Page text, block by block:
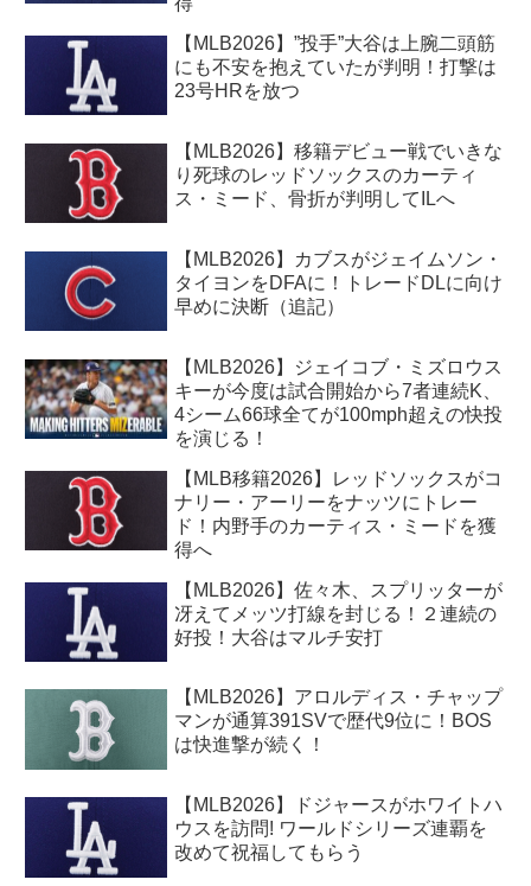
【MLB2026】”投手”大谷は上腕二頭筋
にも不安を抱えていたが判明！打撃は
23号HRを放つ
【MLB2026】移籍デビュー戦でいきな
り死球のレッドソックスのカーティ
ス・ミード、骨折が判明してILへ
【MLB2026】カブスがジェイムソン・
タイヨンをDFAに！トレードDLに向け
早めに決断（追記）
【MLB2026】ジェイコブ・ミズロウス
キーが今度は試合開始から7者連続K、
4シーム66球全てが100mph超えの快投
を演じる！
【MLB移籍2026】レッドソックスがコ
ナリー・アーリーをナッツにトレー
ド！内野手のカーティス・ミードを獲
得へ
【MLB2026】佐々木、スプリッターが
冴えてメッツ打線を封じる！２連続の
好投！大谷はマルチ安打
【MLB2026】アロルディス・チャップ
マンが通算391SVで歴代9位に！BOS
は快進撃が続く！
【MLB2026】ドジャースがホワイトハ
ウスを訪問! ワールドシリーズ連覇を
改めて祝福してもらう